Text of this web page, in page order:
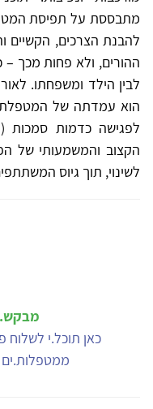
מתבססת על תפיסת
להבנת הצרכים, הקשיים
ההורים, ולא פחות מכך
לבין הילד ומשפחתו.
הוא עמדתה של המטפלת
לפגישה כדמות
הקצוב והמשמעותי של
לשינוי, תוך גיוס
כאן תוכל.י לשלוח
ממטפלות.ים